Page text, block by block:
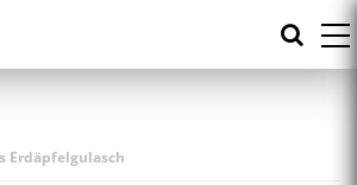
Erdäpfelgulasch